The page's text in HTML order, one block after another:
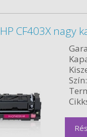
CF403X nagy
Szín: